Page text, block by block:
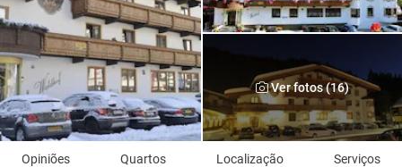
Ver fotos (16)
Opiniões Quartos Localização Serviços